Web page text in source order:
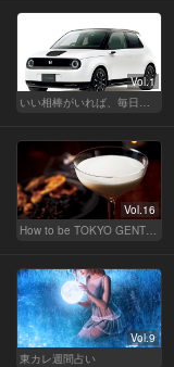
Vol.1
Vol.16
Vol.9
東カレ週間占い